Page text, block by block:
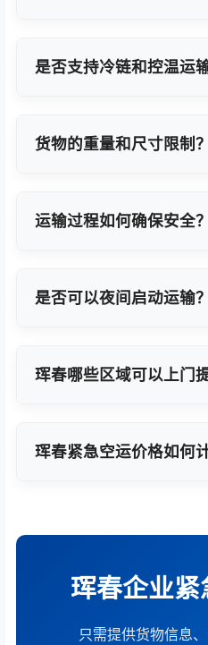
是否支持冷链和控温运输
货物的重量和尺寸限制？
货物特性推荐最优方案。
运输过程如何确保安全？
忧。
是否可以夜间启动运输？
珲春哪些区域可以上门
珲春紧急空运价格如何
珲春企业
只需提供货物信息